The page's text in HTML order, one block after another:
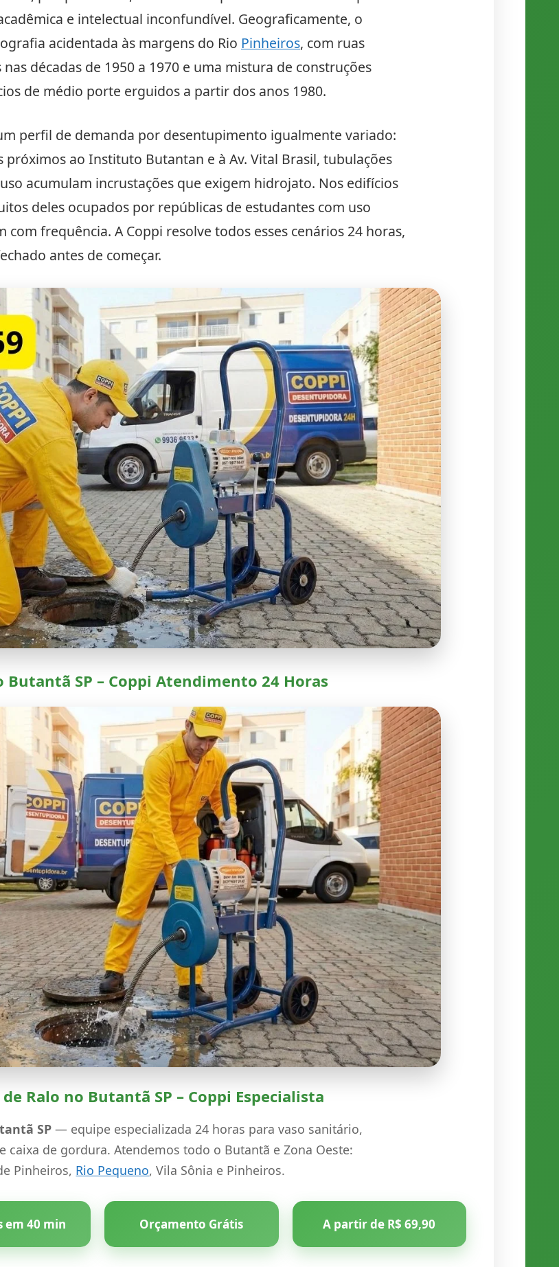
e intelectual inconfundível. Geograficamente, o
acidentada às margens do Rio Pinheiros, com ruas
décadas de 1950 a 1970 e uma mistura de construções
de médio porte erguidos a partir dos anos 1980.
perfil de demanda por desentupimento igualmente variado:
próximos ao Instituto Butantan e à Av. Vital Brasil, tubulações
acumulam incrustações que exigem hidrojato. Nos edifícios
deles ocupados por repúblicas de estudantes com uso
frequência. A Coppi resolve todos esses cenários 24 horas,
antes de começar.
SP – Coppi Atendimento 24 Horas
Ralo no Butantã SP – Coppi Especialista
SP — equipe especializada 24 horas para vaso sanitário,
caixa de gordura. Atendemos todo o Butantã e Zona Oeste:
Pinheiros, Rio Pequeno, Vila Sônia e Pinheiros.
em 40 min Orçamento Grátis A partir de R$ 69,90